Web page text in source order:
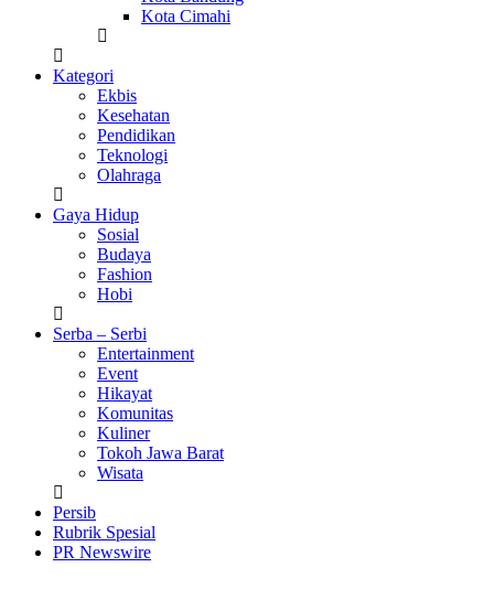
Kota Cimahi
Kategori
Ekbis
Kesehatan
Pendidikan
Teknologi
Olahraga
Gaya Hidup
Sosial
Budaya
Fashion
Hobi
Serba – Serbi
Entertainment
Event
Hikayat
Komunitas
Kuliner
Tokoh Jawa Barat
Wisata
Persib
Rubrik Spesial
PR Newswire